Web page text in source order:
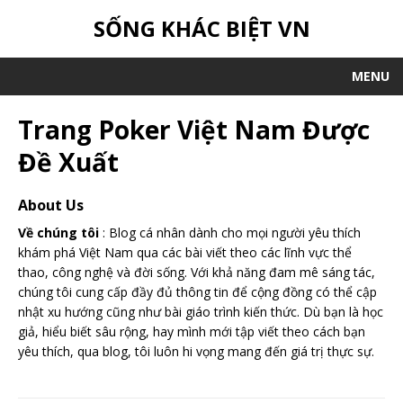
SỐNG KHÁC BIỆT VN
MENU
Trang Poker Việt Nam Được
Đề Xuất
About Us
Về chúng tôi : Blog cá nhân dành cho mọi người yêu thích
khám phá Việt Nam qua các bài viết theo các lĩnh vực thể
thao, công nghệ và đời sống. Với khả năng đam mê sáng tác,
chúng tôi cung cấp đầy đủ thông tin để cộng đồng có thể cập
nhật xu hướng cũng như bài giáo trình kiến thức. Dù bạn là học
giả, hiểu biết sâu rộng, hay mình mới tập viết theo cách bạn
yêu thích, qua blog, tôi luôn hi vọng mang đến giá trị thực sự.